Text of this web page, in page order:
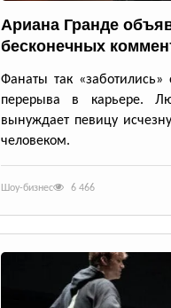
Ариана Гранде
бесконечных
Фанаты так
перерыва в карьере.
вынуждает певицу
человеком.
Шоу-бизнес 6 466